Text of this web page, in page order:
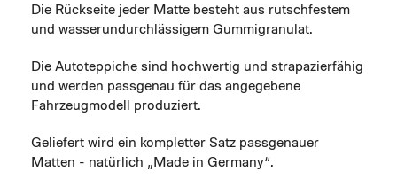
Die Rückseite jeder Matte besteht aus rutschfestem
und wasserundurchlässigem Gummigranulat.
Die Autoteppiche sind hochwertig und strapazierfähig
und werden passgenau für das angegebene
Fahrzeugmodell produziert.
Geliefert wird ein kompletter Satz passgenauer
Matten - natürlich „Made in Germany“.